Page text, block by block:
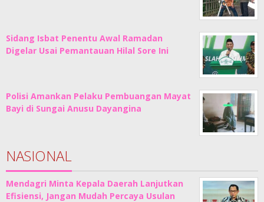
Sidang Isbat Penentu Awal Ramadan
Digelar Usai Pemantauan Hilal Sore Ini
Polisi Amankan Pelaku Pembuangan Mayat
Bayi di Sungai Anusu Dayangina
NASIONAL
Mendagri Minta Kepala Daerah Lanjutkan
Efisiensi, Jangan Mudah Percaya Usulan